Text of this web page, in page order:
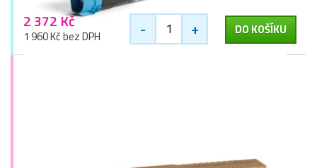
2 372 Kč
1 960 Kč bez DPH - + DO KOŠÍKU